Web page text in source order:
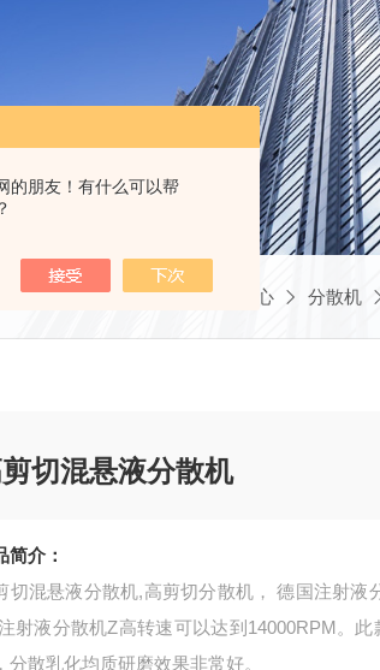
的朋友！有什么可以帮
当前位置：首页 产品中心 分散机
切混悬液分散机
简介：
切混悬液分散机,高剪切分散机， 德国注射
射液分散机Z高转速可以达到14000RPM。
分散乳化均质研磨效果非常好。